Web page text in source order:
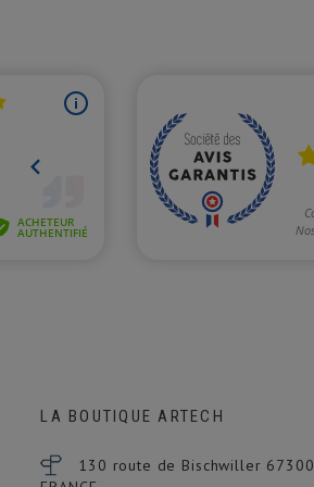
LA BOUTIQUE ARTECH
130 route de Bischwiller 67300